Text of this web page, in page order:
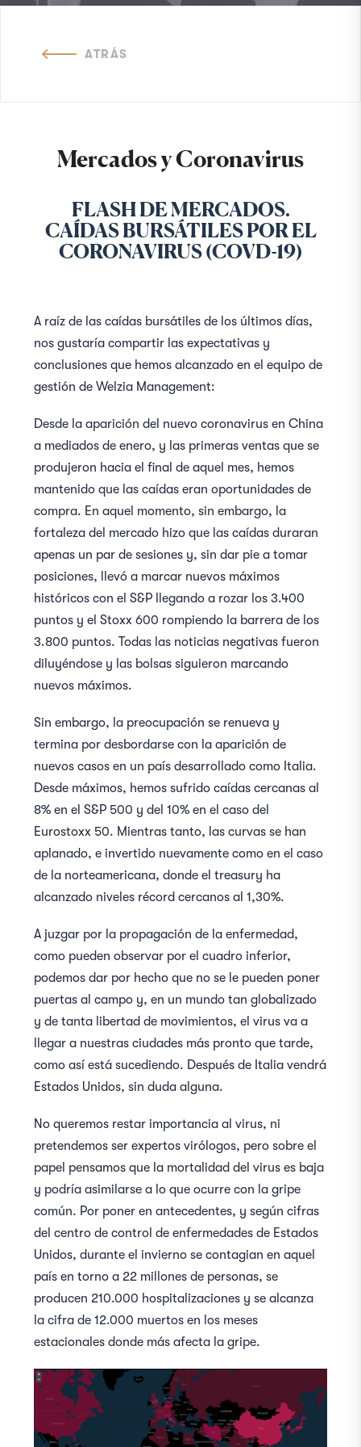
ATRÁS
Mercados y Coronavirus
FLASH DE MERCADOS.
CAÍDAS BURSÁTILES POR EL
CORONAVIRUS (COVD-19)
A raíz de las caídas bursátiles de los últimos días,
nos gustaría compartir las expectativas y
conclusiones que hemos alcanzado en el equipo de
gestión de Welzia Management:
Desde la aparición del nuevo coronavirus en China
a mediados de enero, y las primeras ventas que se
produjeron hacia el final de aquel mes, hemos
mantenido que las caídas eran oportunidades de
compra. En aquel momento, sin embargo, la
fortaleza del mercado hizo que las caídas duraran
apenas un par de sesiones y, sin dar pie a tomar
posiciones, llevó a marcar nuevos máximos
históricos con el S&P llegando a rozar los 3.400
puntos y el Stoxx 600 rompiendo la barrera de los
3.800 puntos. Todas las noticias negativas fueron
diluyéndose y las bolsas siguieron marcando
nuevos máximos.
Sin embargo, la preocupación se renueva y
termina por desbordarse con la aparición de
nuevos casos en un país desarrollado como Italia.
Desde máximos, hemos sufrido caídas cercanas al
8% en el S&P 500 y del 10% en el caso del
Eurostoxx 50. Mientras tanto, las curvas se han
aplanado, e invertido nuevamente como en el caso
de la norteamericana, donde el treasury ha
alcanzado niveles récord cercanos al 1,30%.
A juzgar por la propagación de la enfermedad,
como pueden observar por el cuadro inferior,
podemos dar por hecho que no se le pueden poner
puertas al campo y, en un mundo tan globalizado
y de tanta libertad de movimientos, el virus va a
llegar a nuestras ciudades más pronto que tarde,
como así está sucediendo. Después de Italia vendrá
Estados Unidos, sin duda alguna.
No queremos restar importancia al virus, ni
pretendemos ser expertos virólogos, pero sobre el
papel pensamos que la mortalidad del virus es baja
y podría asimilarse a lo que ocurre con la gripe
común. Por poner en antecedentes, y según cifras
del centro de control de enfermedades de Estados
Unidos, durante el invierno se contagian en aquel
país en torno a 22 millones de personas, se
producen 210.000 hospitalizaciones y se alcanza
la cifra de 12.000 muertos en los meses
estacionales donde más afecta la gripe.